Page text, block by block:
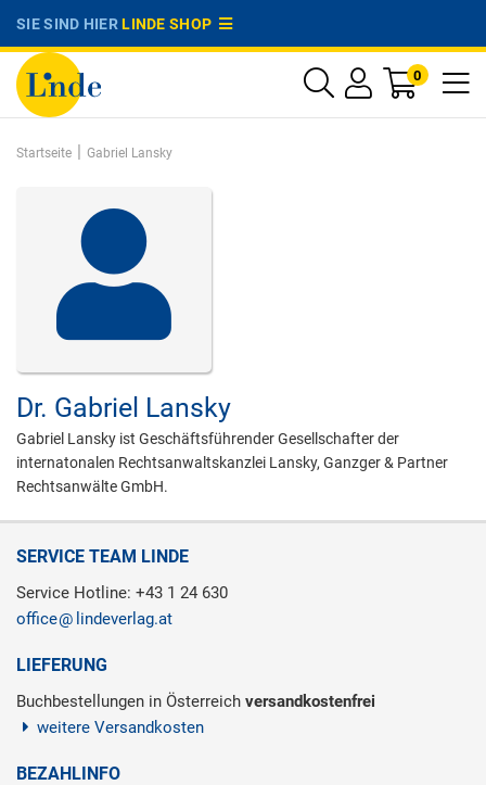
SIE SIND HIERLINDE SHOP
0
Startseite | Gabriel Lansky
Dr. Gabriel Lansky
Gabriel Lansky ist Geschäftsführender Gesellschafter der
internatonalen Rechtsanwaltskanzlei Lansky, Ganzger & Partner
Rechtsanwälte GmbH.
SERVICE TEAM LINDE
Service Hotline: +43 1 24 630
office
lindeverlag.at
LIEFERUNG
Buchbestellungen in Österreich versandkostenfrei
weitere Versandkosten
BEZAHLINFO